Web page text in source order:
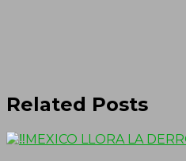
Related Posts